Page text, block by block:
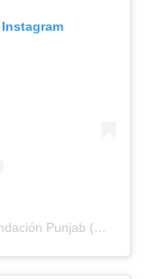
Una publicación compartida de Fundación Punjab (@fundacionpunjab)